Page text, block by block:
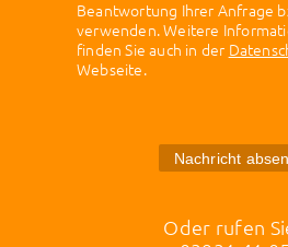
Beantwortung Ihrer Anfrage
verwenden. Weitere
finden Sie auch in der
Webseite.
Nachricht
Oder rufen